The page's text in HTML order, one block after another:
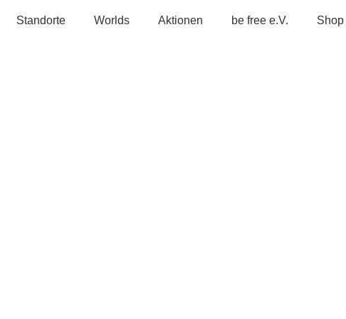
Standorte Worlds Aktionen be free e.V. Shop